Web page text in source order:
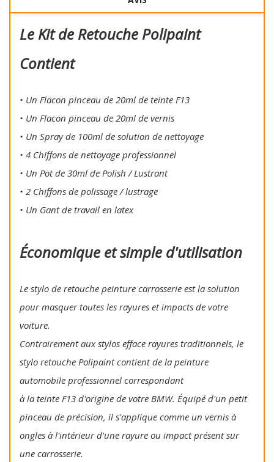
Le Kit de Retouche Polipaint
Contient
• Un Flacon pinceau de 20ml de teinte F13
• Un Flacon pinceau de 20ml de vernis
• Un Spray de 100ml de solution de nettoyage
• 4 Chiffons de nettoyage professionnel
• Un Pot de 30ml de Polish / Lustrant
• 2 Chiffons de polissage / lustrage
• Un Gant de travail en latex
Économique et simple d'utilisation
Le stylo de retouche peinture carrosserie est la solution
pour masquer toutes les rayures et impacts de votre
voiture.
Contrairement aux stylos efface rayures traditionnels, le
stylo retouche Polipaint contient de la peinture
automobile professionnel correspondant
à la teinte F13 d'origine de votre BMW. Équipé d'un petit
pinceau de précision, il s'applique comme un vernis à
ongles à l'intérieur d'une rayure ou impact présent sur
une carrosserie.